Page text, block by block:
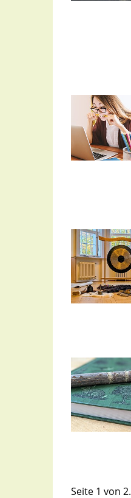
Seite 1 von 2.